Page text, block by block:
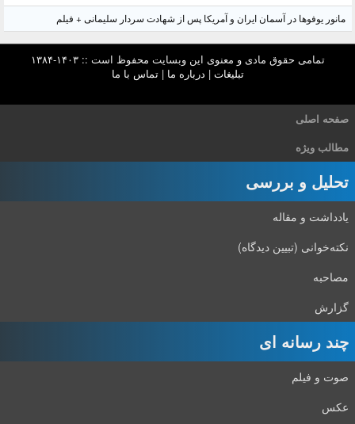
مانور یوفوها در آسمان ایران و آمریکا پس از شهادت سردار سلیمانی + فیلم
تمامی حقوق مادی و معنوی این وبسایت محفوظ است :: ۱۴۰۳-۱۳۸۴
تبلیغات | درباره ما |تماس با ما
صفحه اصلی
مطالب ویژه
تحلیل و بررسی
یادداشت و مقاله
نکته‌خوانی (تبیین دیدگاه)
مصاحبه
گزارش
چند رسانه ای
صوت و فیلم
عکس